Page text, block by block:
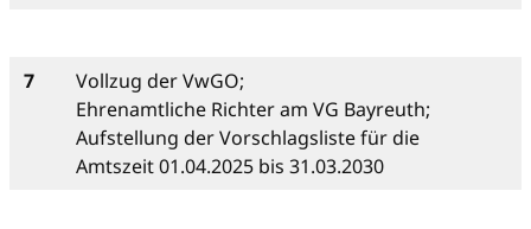
7
Vollzug der VwGO;
Ehrenamtliche Richter am VG Bayreuth;
Aufstellung der Vorschlagsliste für die
Amtszeit 01.04.2025 bis 31.03.2030